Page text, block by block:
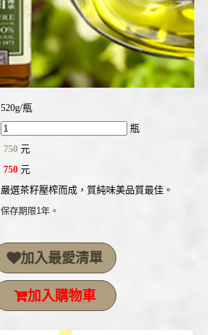
520g/瓶
瓶
750 元
750 元
嚴選茶籽壓榨而成，質純味美品質最佳。
保存期限1年。